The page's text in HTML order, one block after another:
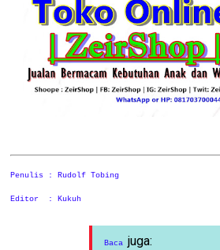
Penulis : Rudolf Tobing
Editor : Kukuh
Baca juga: